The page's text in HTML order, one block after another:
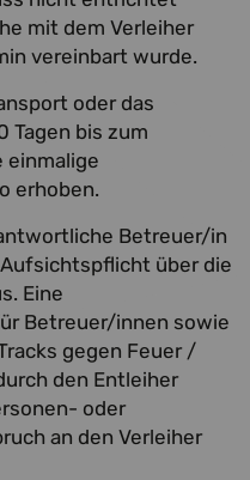
mit dem Verleiher
vereinbart wurde.
oder das
Tagen bis zum
einmalige
erhoben.
Betreuer/in
über die
Eine
Betreuer/innen sowie
gegen Feuer /
den Entleiher
oder
an den Verleiher